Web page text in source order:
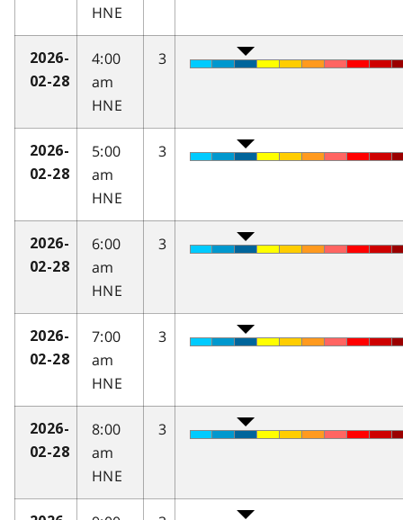
HNE
2026-
02-28
4:00
am
HNE
3
2026-
02-28
5:00
am
HNE
3
2026-
02-28
6:00
am
HNE
3
2026-
02-28
7:00
am
HNE
3
2026-
02-28
8:00
am
HNE
3